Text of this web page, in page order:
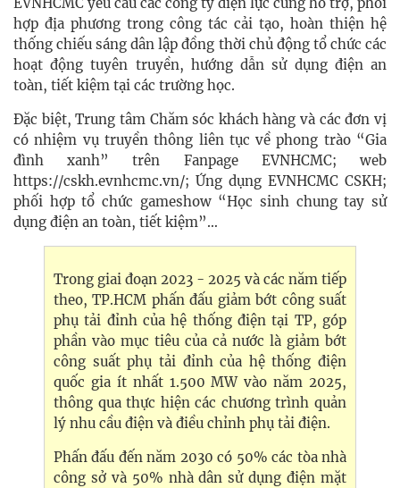
hợp địa phương trong công tác cải tạo, hoàn thiện hệ
thống chiếu sáng dân lập đồng thời chủ động tổ chức các
hoạt động tuyên truyền, hướng dẫn sử dụng điện an
toàn, tiết kiệm tại các trường học.
Đặc biệt, Trung tâm Chăm sóc khách hàng và các đơn vị
có nhiệm vụ truyền thông liên tục về phong trào “Gia
đình xanh” trên Fanpage EVNHCMC; web
https://cskh.evnhcmc.vn/; Ứng dụng EVNHCMC CSKH;
phối hợp tổ chức gameshow “Học sinh chung tay sử
dụng điện an toàn, tiết kiệm”…
Trong giai đoạn 2023 - 2025 và các năm tiếp
theo, TP.HCM phấn đấu giảm bớt công suất
phụ tải đỉnh của hệ thống điện tại TP, góp
phần vào mục tiêu của cả nước là giảm bớt
công suất phụ tải đỉnh của hệ thống điện
quốc gia ít nhất 1.500 MW vào năm 2025,
thông qua thực hiện các chương trình quản
lý nhu cầu điện và điều chỉnh phụ tải điện.
Phấn đấu đến năm 2030 có 50% các tòa nhà
công sở và 50% nhà dân sử dụng điện mặt